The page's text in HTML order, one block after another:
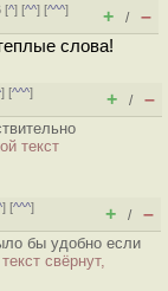
[^] [^^] [^^^]
+ / –
слова!
] [^^^]
+ / –
текст
] [^^^]
+ / –
бы удобно если
свёрнут,